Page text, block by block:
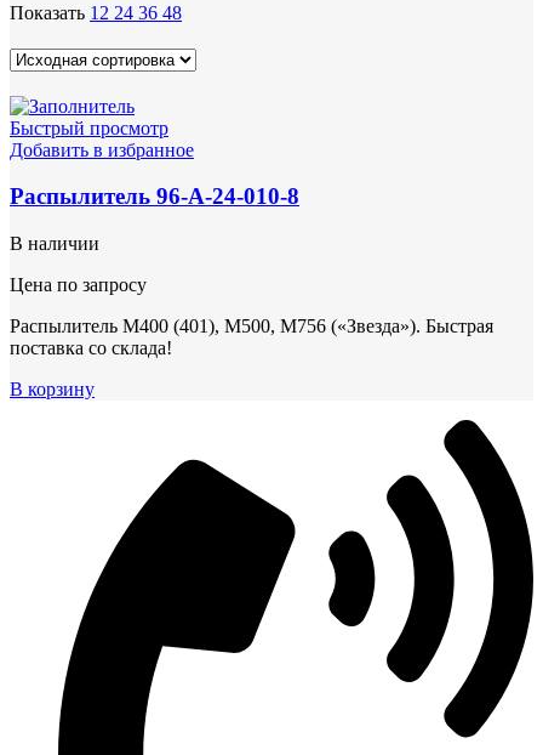
Показать 12 24 36 48
Быстрый просмотр
Добавить в избранное
Распылитель 96-А-24-010-8
В наличии
Цена по запросу
Распылитель М400 (401), М500, М756 («Звезда»). Быстрая
поставка со склада!
В корзину